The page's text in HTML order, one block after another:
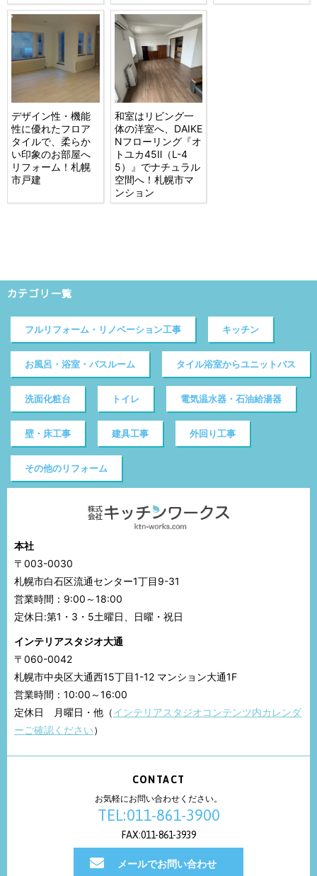
デザイン性・機能
性に優れたフロア
タイルで、柔らか
い印象のお部屋へ
リフォーム！札幌
市戸建
和室はリビング一
体の洋室へ、DAIKE
Nフローリング『オ
トユカ45Ⅱ（L-4
5）』でナチュラル
空間へ！札幌市マ
ンション
カテゴリ一覧
フルリフォーム・リノベーション工事 キッチン
お風呂・浴室・バスルーム タイル浴室からユニットバス
洗面化粧台 トイレ 電気温水器・石油給湯器
壁・床工事 建具工事 外回り工事
その他のリフォーム
本社
〒003-0030
札幌市白石区流通センター1丁目9-31
営業時間：9:00～18:00
定休日:第1・3・5土曜日、日曜・祝日
インテリアスタジオ大通
〒060-0042
札幌市中央区大通西15丁目1-12 マンション大通1F
営業時間：10:00～16:00
定休日 月曜日・他（インテリアスタジオコンテンツ内カレンダ
ーご確認ください）
CONTACT
お気軽にお問い合わせください。
TEL:011-861-3900
FAX:011-861-3939
メールでお問い合わせ